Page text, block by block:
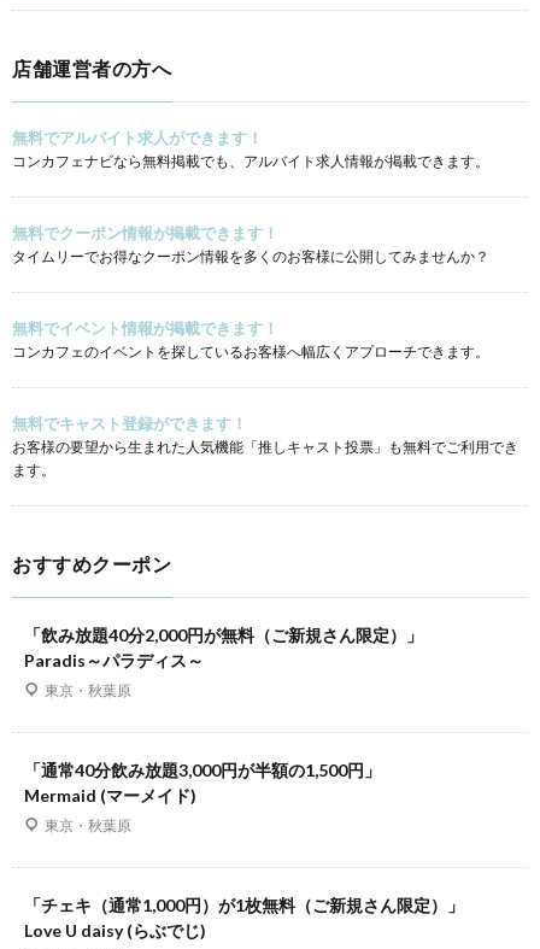
店舗運営者の方へ
無料でアルバイト求人ができます！
コンカフェナビなら無料掲載でも、アルバイト求人情報が掲載できます。
無料でクーポン情報が掲載できます！
タイムリーでお得なクーポン情報を多くのお客様に公開してみませんか？
無料でイベント情報が掲載できます！
コンカフェのイベントを探しているお客様へ幅広くアプローチできます。
無料でキャスト登録ができます！
お客様の要望から生まれた人気機能「推しキャスト投票」も無料でご利用でき
ます。
おすすめクーポン
「飲み放題40分2,000円が無料（ご新規さん限定）」
Paradis～パラディス～
東京・秋葉原
「通常40分飲み放題3,000円が半額の1,500円」
Mermaid (マーメイド)
東京・秋葉原
「チェキ（通常1,000円）が1枚無料（ご新規さん限定）」
Love U daisy (らぶでじ)